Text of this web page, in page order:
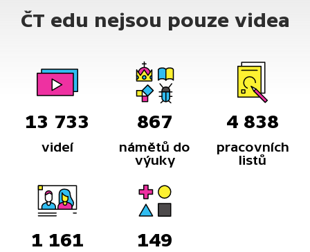
ČT edu nejsou pouze videa
13 733
videí
867
námětů do
výuky
4 838
pracovních
listů
1 161 149